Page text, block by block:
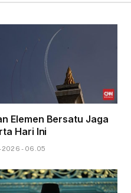
Elemen Bersatu Jaga
Hari Ini
- 06.05